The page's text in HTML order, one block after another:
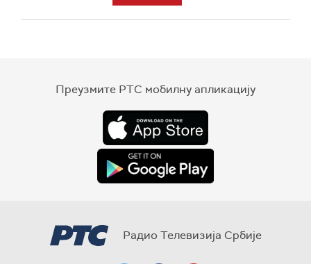
Преузмите РТС мобилну апликацију
Радио Телевизија Србије